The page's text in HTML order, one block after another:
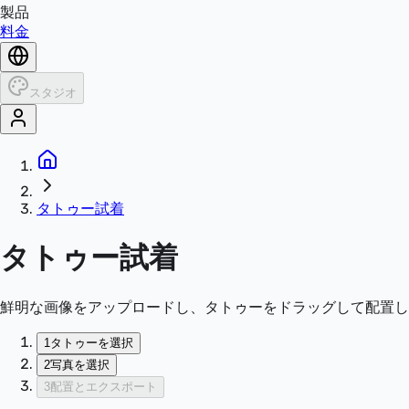
製品
料金
スタジオ
タトゥー試着
タトゥー試着
鮮明な画像をアップロードし、タトゥーをドラッグして配置
1 タトゥーを選択
2写真を選択
3配置とエクスポート